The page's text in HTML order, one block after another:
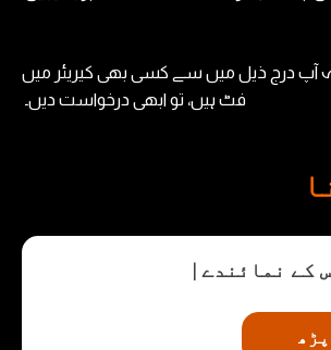
آپ درج ذیل میں سے کسی بھی کیریئر میں
فٹ ہیں، تو ابھی درخواست دیں۔
کے نمائندے